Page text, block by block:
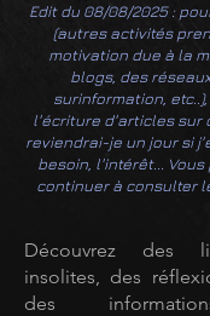
Edit du 08/08/2025 :
(autres activités
motivation due à la
blogs, des
surinformation,
l'écriture d'articles sur
reviendrai-je un jour si
besoin, l'intérêt...
continuer à consulter
Découvrez des
insolites, des
des